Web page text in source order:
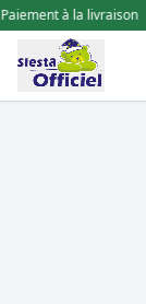
à la livraison